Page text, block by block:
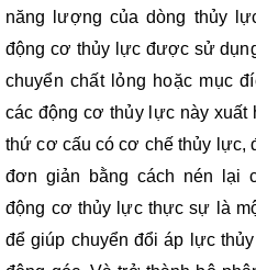
năng lượng của dòng thủy
động cơ thủy lực được sử
chuyển chất lỏng hoặc mục
các động cơ thủy lực này xuất
thứ cơ cấu có cơ chế thủy lực,
đơn giản bằng cách nén lại
động cơ thủy lực thực sự là
để giúp chuyển đổi áp lực